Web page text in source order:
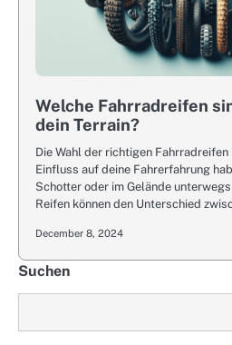
Welche Fahrradreifen
dein Terrain?
Die Wahl der richtigen Fahrradreifen
Einfluss auf deine Fahrerfahrung
Schotter oder im Gelände
Reifen können den Unterschied
December 8, 2024
Suchen